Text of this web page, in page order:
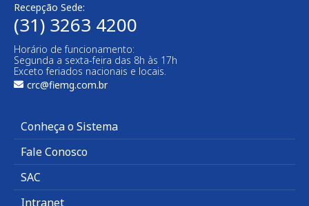
Recepção Sede:
(31) 3263 4200
Horário de funcionamento:
Segunda a sexta-feira das 8h às 17h
Exceto feriados nacionais e locais.
crc@fiemg.com.br
Conheça o Sistema
Fale Conosco
SAC
Intranet